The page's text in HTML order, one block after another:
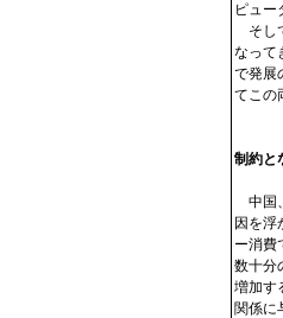
ピュー
そし
なって
で発展
てこの
制約と
中国
因を浮
ー消費
数十分
増加す
関係に